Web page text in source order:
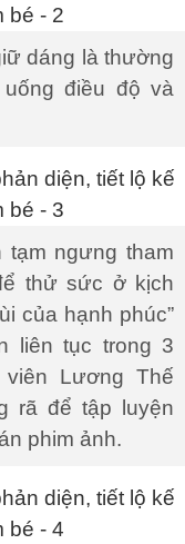
dáng là thường
điều độ và
tạm ngưng tham
thử sức ở kịch
của hạnh phúc”
liên tục trong 3
Lương Thế
rã để tập luyện
phim ảnh.